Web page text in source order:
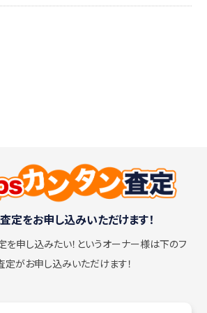
定をお申し込みいただけます！
を申し込みたい！ というオーナー様は下のフ
定がお申し込みいただけます！